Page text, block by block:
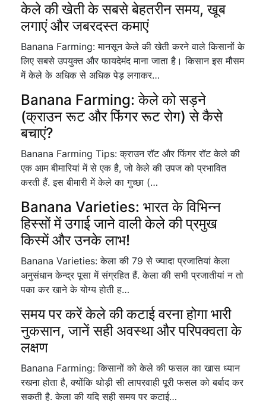
केले की खेती के सबसे बेहतरीन समय, खूब
लगाएं और जबरदस्त कमाएं
Banana Farming: मानसून केले की खेती करने वाले किसानों के
लिए सबसे उपयुक्त और फायदेमंद माना जाता है। किसान इस मौसम
में केले के अधिक से अधिक पेड़ लगाकर…
Banana Farming: केले को सड़ने
(क्राउन रूट और फिंगर रूट रोग) से कैसे
बचाएं?
Banana Farming Tips: क्राउन रॉट और फिंगर रॉट केले की
एक आम बीमारियां में से एक है, जो केले की उपज को प्रभावित
करती हैं. इस बीमारी में केले का गुच्छा (…
Banana Varieties: भारत के विभिन्न
हिस्सों में उगाई जाने वाली केले की प्रमुख
किस्में और उनके लाभ!
Banana Varieties: केला की 79 से ज्यादा प्रजातियां केला
अनुसंधान केन्द्र पूसा में संग्रहित हैं. केला की सभी प्रजातीयां न तो
पका कर खाने के योग्य होती ह…
समय पर करें केले की कटाई वरना होगा भारी
नुकसान, जानें सही अवस्था और परिपक्वता के
लक्षण
Banana Farming: किसानों को केले की फसल का खास ध्यान
रखना होता है, क्योंकि थोड़ी सी लापरवाही पूरी फसल को बर्बाद कर
सकती है. केला की यदि सही समय पर कटाई…